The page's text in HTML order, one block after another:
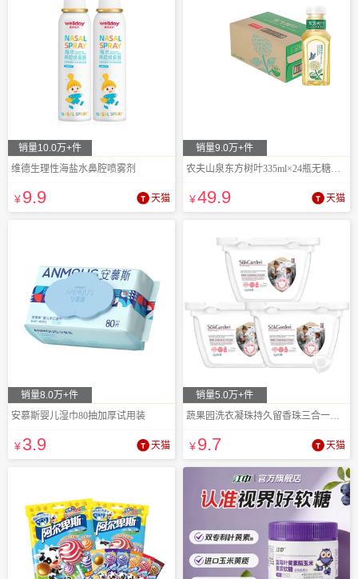
销量10.0万+件
维德生理性海盐水鼻腔喷雾剂
¥9.9 天猫
销量9.0万+件
农夫山泉东方树叶335ml×24瓶无糖茶整箱
¥49.9 天猫
销量8.0万+件
安慕斯婴儿湿巾80抽加厚试用装
¥3.9 天猫
销量5.0万+件
蔬果园洗衣凝珠持久留香珠三合一洗衣液
¥9.7 天猫